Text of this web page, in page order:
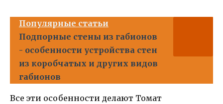
Популярные статьи
Подпорные стены из габионов
- особенности устройства стен
из коробчатых и других видов
габионов
Все эти особенности делают Томат